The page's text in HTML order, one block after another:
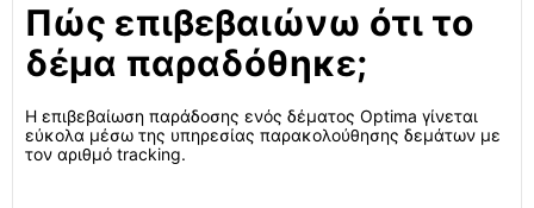
Πώς επιβεβαιώνω ότι το
δέμα παραδόθηκε;
Η επιβεβαίωση παράδοσης ενός δέματος Optima γίνεται
εύκολα μέσω της υπηρεσίας παρακολούθησης δεμάτων με
τον αριθμό tracking.